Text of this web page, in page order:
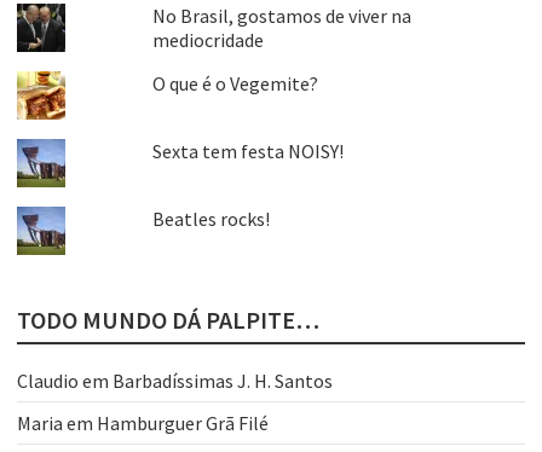
No Brasil, gostamos de viver na
mediocridade
O que é o Vegemite?
Sexta tem festa NOISY!
Beatles rocks!
TODO MUNDO DÁ PALPITE…
Claudio em Barbadíssimas J. H. Santos
Maria em Hamburguer Grã Filé